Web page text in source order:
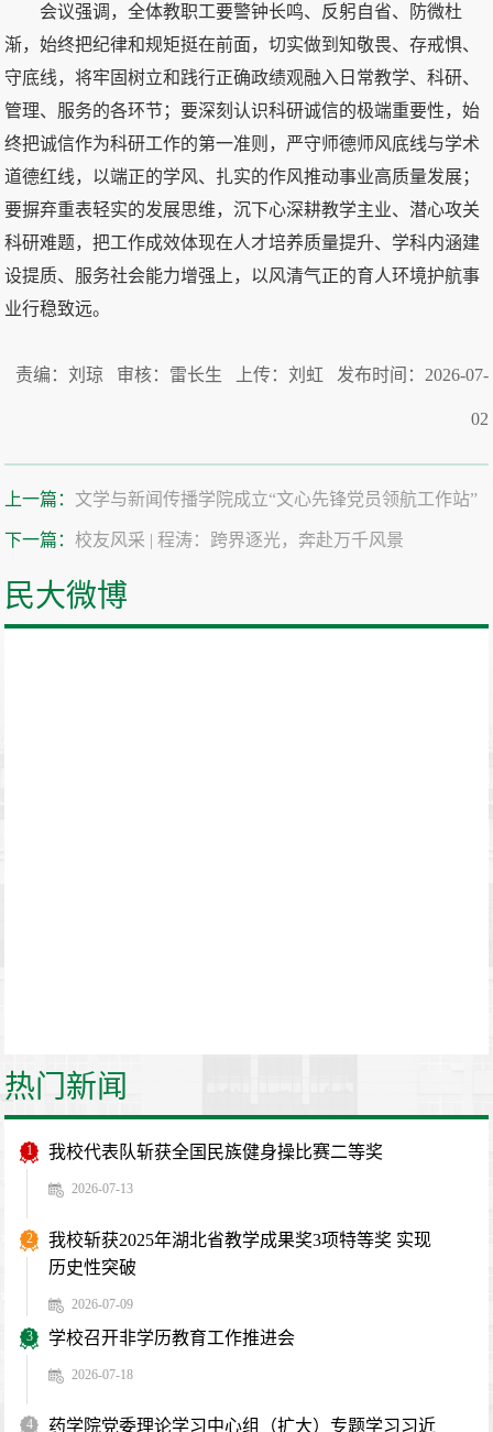
会议强调，全体教职工要警钟长鸣、反躬自省、防微杜
渐，始终把纪律和规矩挺在前面，切实做到知敬畏、存戒惧、
守底线，将牢固树立和践行正确政绩观融入日常教学、科研、
管理、服务的各环节；要深刻认识科研诚信的极端重要性，始
终把诚信作为科研工作的第一准则，严守师德师风底线与学术
道德红线，以端正的学风、扎实的作风推动事业高质量发展；
要摒弃重表轻实的发展思维，沉下心深耕教学主业、潜心攻关
科研难题，把工作成效体现在人才培养质量提升、学科内涵建
设提质、服务社会能力增强上，以风清气正的育人环境护航事
业行稳致远。
责编：刘琼 审核：雷长生 上传：刘虹 发布时间：2026-07-
02
上一篇： 文学与新闻传播学院成立“文心先锋党员领航工作站”
下一篇：校友风采 | 程涛：跨界逐光，奔赴万千风景
民大微博
热门新闻
1 我校代表队斩获全国民族健身操比赛二等奖
2026-07-13
2
我校斩获2025年湖北省教学成果奖3项特等奖 实现
历史性突破
2026-07-09
3 学校召开非学历教育工作推进会
2026-07-18
4 药学院党委理论学习中心组（扩大）专题学习习近